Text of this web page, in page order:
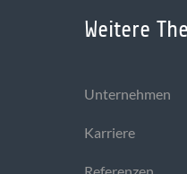
Weitere
Unternehmen
Karriere